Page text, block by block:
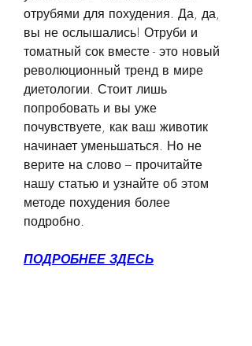
отрубями для похудения. Да, да,
вы не ослышались! Отруби и
томатный сок вместе - это новый
революционный тренд в мире
диетологии. Стоит лишь
попробовать и вы уже
почувствуете, как ваш животик
начинает уменьшаться. Но не
верите на слово – прочитайте
нашу статью и узнайте об этом
методе похудения более
подробно.
ПОДРОБНЕЕ ЗДЕСЬ